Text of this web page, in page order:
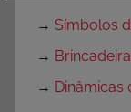
→ Símbolos
→
→ Dinâmicas